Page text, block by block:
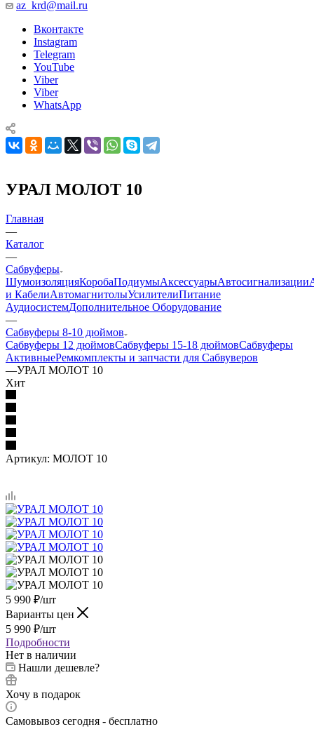
az_krd@mail.ru
Вконтакте
Instagram
Telegram
YouTube
Viber
Viber
WhatsApp
УРАЛ МОЛОТ 10
Главная
—
Каталог
—
Сабвуферы
ШумоизоляцияКоробаПодиумыАксессуарыАвтосигнализации
и КабелиАвтомагнитолыУсилителиПитание
АудиосистемДополнительное Оборудование
—
Сабвуферы 8-10 дюймов
Сабвуферы 12 дюймовСабвуферы 15-18 дюймовСабвуферы
АктивныеРемкомплекты и запчасти для Сабвуверов
—УРАЛ МОЛОТ 10
Хит
Артикул: МОЛОТ 10
5 990 ₽/шт
Варианты цен
5 990 ₽/шт
Подробности
Нет в наличии
Нашли дешевле?
Хочу в подарок
Самовывоз сегодня - бесплатно